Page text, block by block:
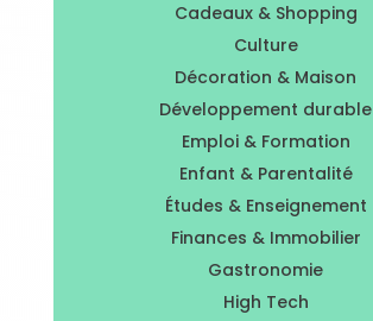
Cadeaux & Shopping
Culture
Décoration & Maison
Développement durable
Emploi & Formation
Enfant & Parentalité
Études & Enseignement
Finances & Immobilier
Gastronomie
High Tech